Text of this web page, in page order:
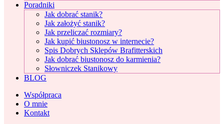
Poradniki
Jak dobrać stanik?
Jak założyć stanik?
Jak przeliczać rozmiary?
Jak kupić biustonosz w internecie?
Spis Dobrych Sklepów Brafitterskich
Jak dobrać biustonosz do karmienia?
Słowniczek Stanikowy
BLOG
Współpraca
O mnie
Kontakt